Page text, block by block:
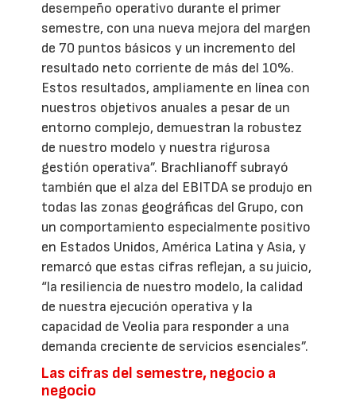
desempeño operativo durante el primer
semestre, con una nueva mejora del margen
de 70 puntos básicos y un incremento del
resultado neto corriente de más del 10%.
Estos resultados, ampliamente en línea con
nuestros objetivos anuales a pesar de un
entorno complejo, demuestran la robustez
de nuestro modelo y nuestra rigurosa
gestión operativa”. Brachlianoff subrayó
también que el alza del EBITDA se produjo en
todas las zonas geográficas del Grupo, con
un comportamiento especialmente positivo
en Estados Unidos, América Latina y Asia, y
remarcó que estas cifras reflejan, a su juicio,
“la resiliencia de nuestro modelo, la calidad
de nuestra ejecución operativa y la
capacidad de Veolia para responder a una
demanda creciente de servicios esenciales”.
Las cifras del semestre, negocio a
negocio